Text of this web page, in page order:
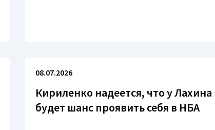
08.07.2026
Кириленко надеется, что у Лахина
будет шанс проявить себя в НБА